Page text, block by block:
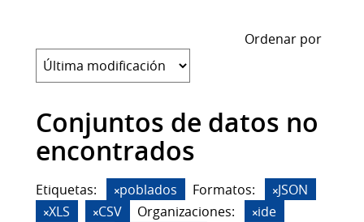
Ordenar por
Conjuntos de datos no
encontrados
Etiquetas: poblados Formatos:
JSON
XLS
CSV Organizaciones:
ide